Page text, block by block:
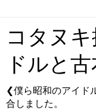
コタヌ
ドルと
❮僕ら昭和のアイド
合しました。